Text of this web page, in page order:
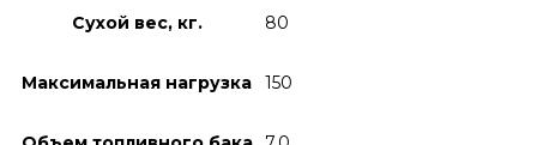
Сухой вес, кг. 80
Максимальная нагрузка 150